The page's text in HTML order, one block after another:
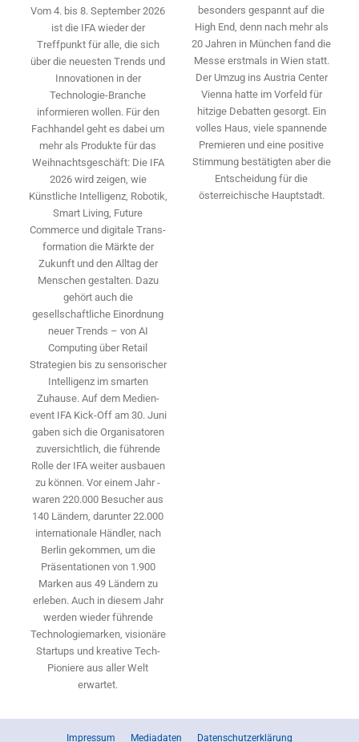
Vom 4. bis 8. September 2026
ist die IFA wieder der
Treffpunkt für alle, die sich
über die neuesten Trends und
Innovationen in der
Technologie-­Branche
informieren wollen. Für den
Fachhandel geht es dabei um
mehr als Produkte für das
Weihnachtsgeschäft: Die IFA
2026 wird ­zeigen, wie
Künstliche Intelligenz, Robotik,
Smart Living, Future
Commerce und digitale Trans­
formation die Märkte der
Zukunft und den Alltag der
Menschen gestalten. Dazu
gehört auch die
gesellschaftliche Einordnung
neuer Trends – von AI
Computing über Retail
Strategien bis zu sensorischer
Intelligenz im smarten
Zuhause. Auf dem Medien­
event IFA Kick-Off am 30. Juni
gaben sich die Organisatoren
zuversichtlich, die führende
Rolle der IFA weiter ausbauen
zu können. Vor einem Jahr ­
waren 220.000 Besucher aus
140 ­Ländern, ­darunter 22.000
internationale Händler, nach
Berlin gekommen, um die
Präsen­tationen von 1.900
Marken aus 49 Ländern zu
erleben. Auch in diesem Jahr
werden wieder führende
Technologiemarken, visionäre
Startups und ­kreative Tech-
Pioniere aus aller Welt
erwartet.
besonders gespannt auf die
High End, denn nach mehr als
20 Jahren in München fand die
Messe erstmals in Wien statt.
Der Umzug ins Austria Center
Vienna hatte im Vorfeld für
hitzige Debatten gesorgt. Ein
volles Haus, viele spannende
Premieren und eine positive
Stimmung bestätigten aber die
Entscheidung für die
österreichische Hauptstadt.
Impressum Mediadaten Datenschutzerklärung